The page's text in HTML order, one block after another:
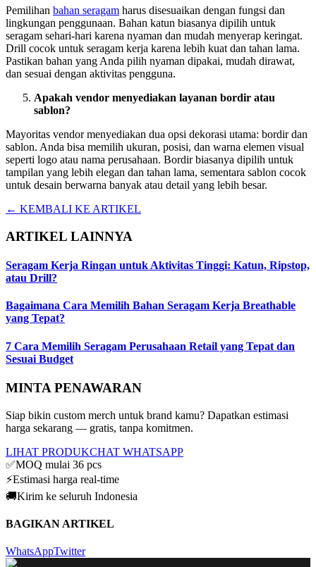
Pemilihan bahan seragam harus disesuaikan dengan fungsi dan
lingkungan penggunaan. Bahan katun biasanya dipilih untuk
seragam sehari-hari karena nyaman dan mudah menyerap keringat.
Drill cocok untuk seragam kerja karena lebih kuat dan tahan lama.
Pastikan bahan yang Anda pilih nyaman dipakai, mudah dirawat,
dan sesuai dengan aktivitas pengguna.
Apakah vendor menyediakan layanan bordir atau
sablon?
Mayoritas vendor menyediakan dua opsi dekorasi utama: bordir dan
sablon. Anda bisa memilih ukuran, posisi, dan warna elemen visual
seperti logo atau nama perusahaan. Bordir biasanya dipilih untuk
tampilan yang lebih elegan dan tahan lama, sementara sablon cocok
untuk desain berwarna banyak atau detail yang lebih besar.
← KEMBALI KE ARTIKEL
ARTIKEL LAINNYA
Seragam Kerja Ringan untuk Aktivitas Tinggi: Katun, Ripstop,
atau Drill?
Bagaimana Cara Memilih Bahan Seragam Kerja Breathable
yang Tepat?
7 Cara Memilih Seragam Perusahaan Retail yang Tepat dan
Sesuai Budget
MINTA PENAWARAN
Siap bikin custom merch untuk brand kamu? Dapatkan estimasi
harga sekarang — gratis, tanpa komitmen.
LIHAT PRODUKCHAT WHATSAPP
✅MOQ mulai 36 pcs
⚡Estimasi harga real-time
🚚Kirim ke seluruh Indonesia
BAGIKAN ARTIKEL
WhatsAppTwitter